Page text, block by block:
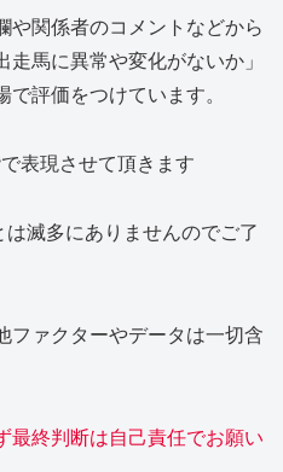
や関係者のコメントなどから
馬に異常や変化がないか」
評価をつけています。
表現させて頂きます
滅多にありませんのでご了
ファクターやデータは一切含
最終判断は自己責任でお願い